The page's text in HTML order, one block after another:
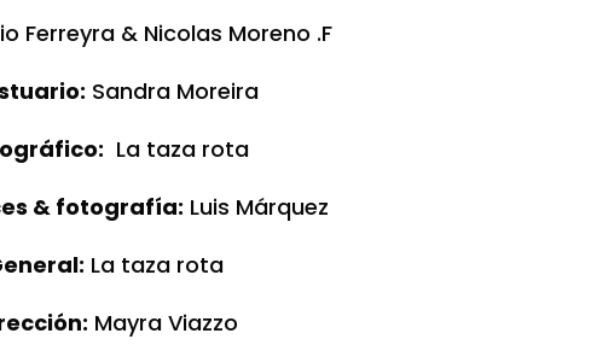
Ferreyra & Nicolas Moreno .F
Sandra Moreira
La taza rota
& fotografía: Luis Márquez
La taza rota
Mayra Viazzo